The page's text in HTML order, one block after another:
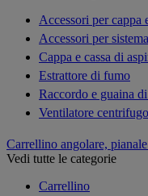
Accessori per cappa
Accessori per
Cappa e cassa di
Estrattore di fumo
Raccordo e guaina
Ventilatore
Carrellino angolare,
Vedi tutte le categorie
Carrellino